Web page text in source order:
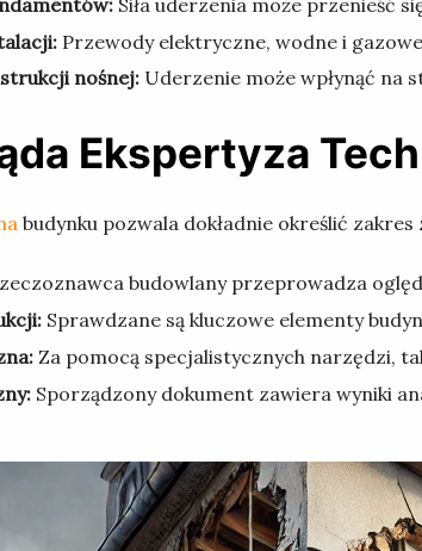
Przewody elektryczne, wodne i
nośnej: Uderzenie może wpłynąć na
Ekspertyza
budynku pozwala dokładnie określić
budowlany przeprowadza
Sprawdzane są kluczowe elementy
Za pomocą specjalistycznych narzędzi,
Sporządzony dokument zawiera wyniki